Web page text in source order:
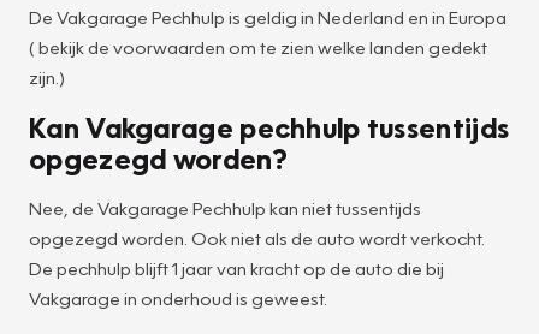
De Vakgarage Pechhulp is geldig in Nederland en in Europa
( bekijk de voorwaarden om te zien welke landen gedekt
zijn.)
Kan Vakgarage pechhulp tussentijds
opgezegd worden?
Nee, de Vakgarage Pechhulp kan niet tussentijds
opgezegd worden. Ook niet als de auto wordt verkocht.
De pechhulp blijft 1 jaar van kracht op de auto die bij
Vakgarage in onderhoud is geweest.